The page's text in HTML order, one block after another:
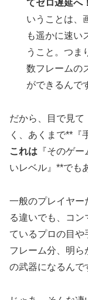
てゼロ遅延へ
いうことは、
も遥かに速い
うこと。つま
数フレームの
ができるんで
だから、目で見て
く、あくまで**『
これは 『そのゲ
いレベル』**でも
一般のプレイヤー
る違いでも、コ
ているプロの目や
フレーム分、明ら
の武器になるんで